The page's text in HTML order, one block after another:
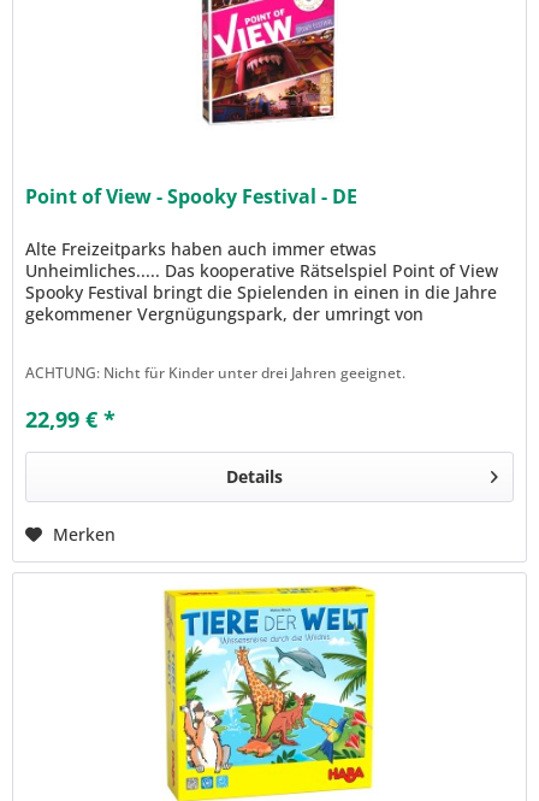
Point of View - Spooky Festival - DE
Alte Freizeitparks haben auch immer etwas
Unheimliches..... Das kooperative Rätselspiel Point of View
Spooky Festival bringt die Spielenden in einen in die Jahre
gekommener Vergnügungspark, der umringt von
ACHTUNG: Nicht für Kinder unter drei Jahren geeignet.
22,99 € *
Details
Merken